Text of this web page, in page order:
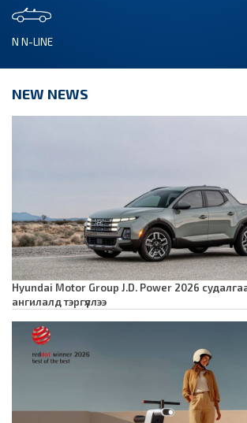
N N-LINE
NEW NEWS
Hyundai Motor Group J.D. Power 2026
ангилалд тэргүүллээ